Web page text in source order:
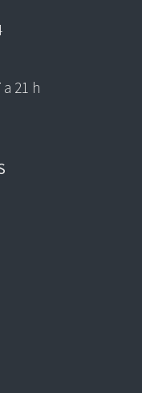
21 h